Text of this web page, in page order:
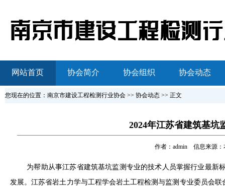
网站首页 协会简介 协会组织 协会动态
您现在的位置：南京市建设工程检测行业协会 >> 协会动态 >> 正文
2024年江苏省建筑基坑
作者：admin 信息来源：
为帮助从事江苏省建筑基坑监测专业的技术人员掌握行业最新
发展。江苏省岩土力学与工程学会岩土工程检测与监测专业委员会联